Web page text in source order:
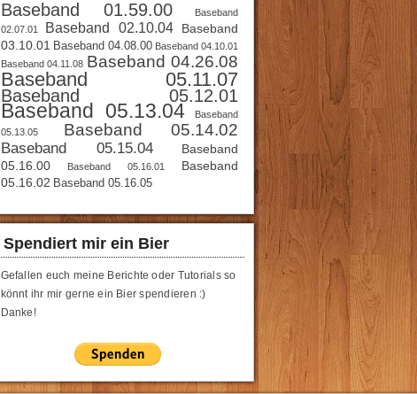
Baseband 01.59.00
Baseband
02.07.01
Baseband 02.10.04
Baseband
03.10.01 Baseband 04.08.00 Baseband 04.10.01
Baseband 04.11.08 Baseband 04.26.08
Baseband 05.11.07
Baseband 05.12.01
Baseband 05.13.04
Baseband
05.13.05
Baseband 05.14.02
Baseband 05.15.04
Baseband
05.16.00
Baseband 05.16.01
Baseband
05.16.02 Baseband 05.16.05
Spendiert mir ein Bier
Gefallen euch meine Berichte oder Tutorials so
könnt ihr mir gerne ein Bier spendieren :)
Danke!